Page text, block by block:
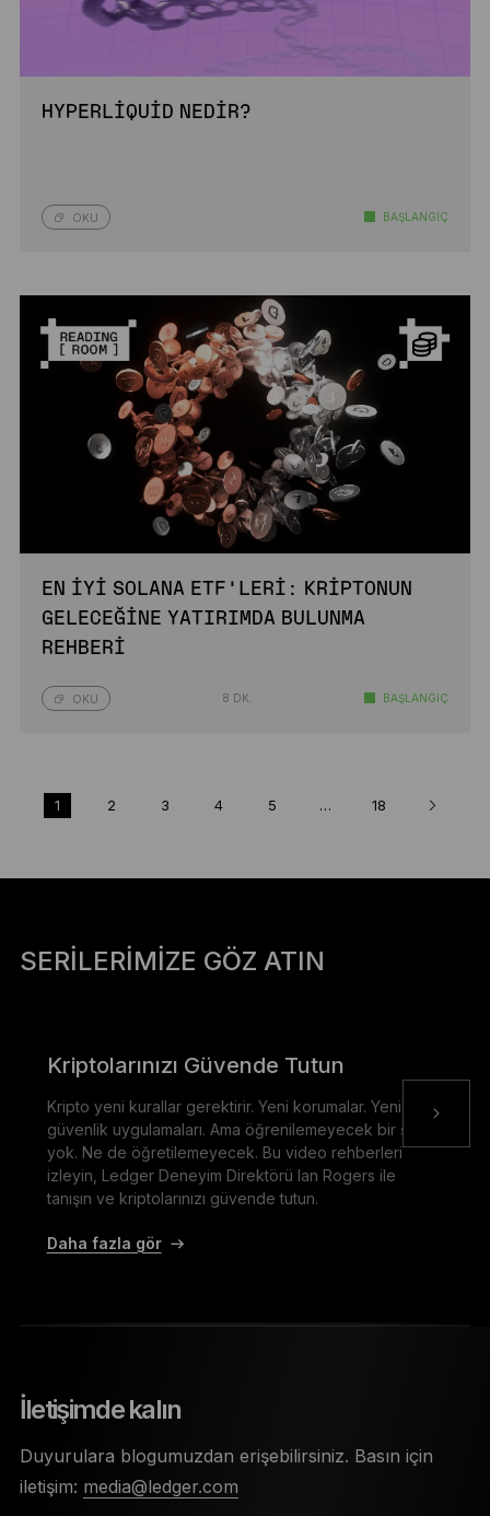
HYPERLIQUID NEDIR?
OKU BAŞLANGIÇ
EN İYI SOLANA ETF’LERI: KRIPTONUN
GELECEĞINE YATIRIMDA BULUNMA
REHBERI
OKU 8 DK. BAŞLANGIÇ
1 2 3 4 5 … 18
SERILERIMIZE GÖZ ATIN
Kriptolarınızı Güvende Tutun
Kripto yeni kurallar gerektirir. Yeni korumalar. Yeni
güvenlik uygulamaları. Ama öğrenilemeyecek bir şey
yok. Ne de öğretilemeyecek. Bu video rehberleri
izleyin, Ledger Deneyim Direktörü Ian Rogers ile
tanışın ve kriptolarınızı güvende tutun.
Daha fazla gör
İletişimde kalın
Duyurulara blogumuzdan erişebilirsiniz. Basın için
iletişim: media@ledger.com